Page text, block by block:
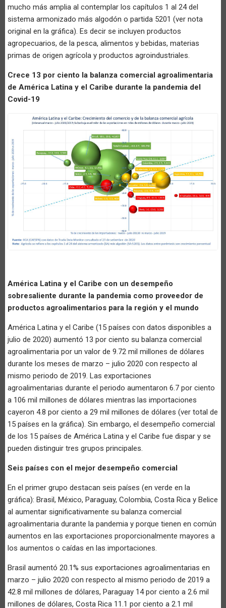
mucho más amplia al contemplar los capítulos 1 al 24 del
sistema armonizado más algodón o partida 5201 (ver nota
original en la gráfica). Es decir se incluyen productos
agropecuarios, de la pesca, alimentos y bebidas, materias
primas de origen agrícola y productos agroindustriales.
Crece 13 por ciento la balanza comercial agroalimentaria
de América Latina y el Caribe durante la pandemia del
Covid-19
América Latina y el Caribe con un desempeño
sobresaliente durante la pandemia como proveedor de
productos agroalimentarios para la región y el mundo
América Latina y el Caribe (15 países con datos disponibles a
julio de 2020) aumentó 13 por ciento su balanza comercial
agroalimentaria por un valor de 9.72 mil millones de dólares
durante los meses de marzo – julio 2020 con respecto al
mismo periodo de 2019. Las exportaciones
agroalimentarias durante el periodo aumentaron 6.7 por ciento
a 106 mil millones de dólares mientras las importaciones
cayeron 4.8 por ciento a 29 mil millones de dólares (ver total de
15 países en la gráfica). Sin embargo, el desempeño comercial
de los 15 países de América Latina y el Caribe fue dispar y se
pueden distinguir tres grupos principales.
Seis países con el mejor desempeño comercial
En el primer grupo destacan seis países (en verde en la
gráfica): Brasil, México, Paraguay, Colombia, Costa Rica y Belice
al aumentar significativamente su balanza comercial
agroalimentaria durante la pandemia y porque tienen en común
aumentos en las exportaciones proporcionalmente mayores a
los aumentos o caídas en las importaciones.
Brasil aumentó 20.1% sus exportaciones agroalimentarias en
marzo – julio 2020 con respecto al mismo periodo de 2019 a
42.8 mil millones de dólares, Paraguay 14 por ciento a 2.6 mil
millones de dólares, Costa Rica 11.1 por ciento a 2.1 mil